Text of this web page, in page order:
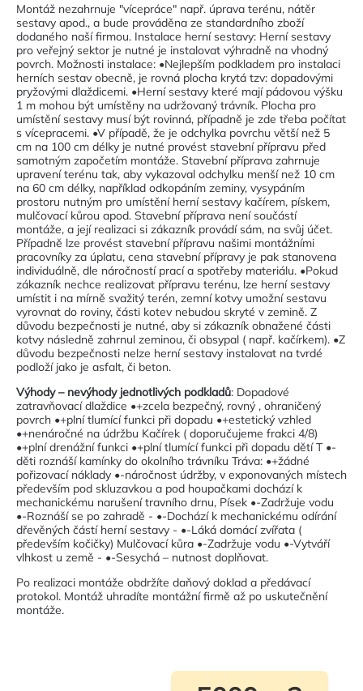
Montáž nezahrnuje "vícepráce" např. úprava terénu, nátěr
sestavy apod., a bude prováděna ze standardního zboží
dodaného naší firmou. Instalace herní sestavy: Herní sestavy
pro veřejný sektor je nutné je instalovat výhradně na vhodný
povrch. Možnosti instalace: •Nejlepším podkladem pro instalaci
herních sestav obecně, je rovná plocha krytá tzv: dopadovými
pryžovými dlaždicemi. •Herní sestavy které mají pádovou výšku
1 m mohou být umístěny na udržovaný trávník. Plocha pro
umístění sestavy musí být rovinná, případně je zde třeba počítat
s vícepracemi. •V případě, že je odchylka povrchu větší než 5
cm na 100 cm délky je nutné provést stavební přípravu před
samotným započetím montáže. Stavební příprava zahrnuje
upravení terénu tak, aby vykazoval odchylku menší než 10 cm
na 60 cm délky, například odkopáním zeminy, vysypáním
prostoru nutným pro umístění herní sestavy kačírem, pískem,
mulčovací kůrou apod. Stavební příprava není součástí
montáže, a její realizaci si zákazník provádí sám, na svůj účet.
Případně lze provést stavební přípravu našimi montážními
pracovníky za úplatu, cena stavební přípravy je pak stanovena
individuálně, dle náročností prací a spotřeby materiálu. •Pokud
zákazník nechce realizovat přípravu terénu, lze herní sestavy
umístit i na mírně svažitý terén, zemní kotvy umožní sestavu
vyrovnat do roviny, části kotev nebudou skryté v zemině. Z
důvodu bezpečnosti je nutné, aby si zákazník obnažené části
kotvy následně zahrnul zeminou, či obsypal ( např. kačírkem). •Z
důvodu bezpečnosti nelze herní sestavy instalovat na tvrdé
podloží jako je asfalt, či beton.
Výhody – nevýhody jednotlivých podkladů: Dopadové
zatravňovací dlaždice •+zcela bezpečný, rovný , ohraničený
povrch •+plní tlumící funkci při dopadu •+estetický vzhled
•+nenáročné na údržbu Kačírek ( doporučujeme frakci 4/8)
•+plní drenážní funkci •+plní tlumící funkci při dopadu dětí T •-
děti roznáší kamínky do okolního trávníku Tráva: •+žádné
pořizovací náklady •-náročnost údržby, v exponovaných místech
především pod skluzavkou a pod houpačkami dochází k
mechanickému narušení travního drnu, Písek •-Zadržuje vodu
•-Roznáší se po zahradě - •-Dochází k mechanickému odírání
dřevěných částí herní sestavy - •-Láká domácí zvířata (
především kočičky) Mulčovací kůra •-Zadržuje vodu •-Vytváří
vlhkost u země - •-Sesychá – nutnost doplňovat.
Po realizaci montáže obdržíte daňový doklad a předávací
protokol. Montáž uhradíte montážní firmě až po uskutečnění
montáže.